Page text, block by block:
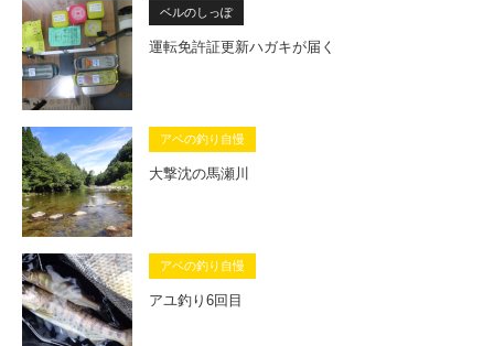
ベルのしっぽ
運転免許証更新ハガキが届く
アベの釣り自慢
大撃沈の馬瀬川
アベの釣り自慢
アユ釣り6回目